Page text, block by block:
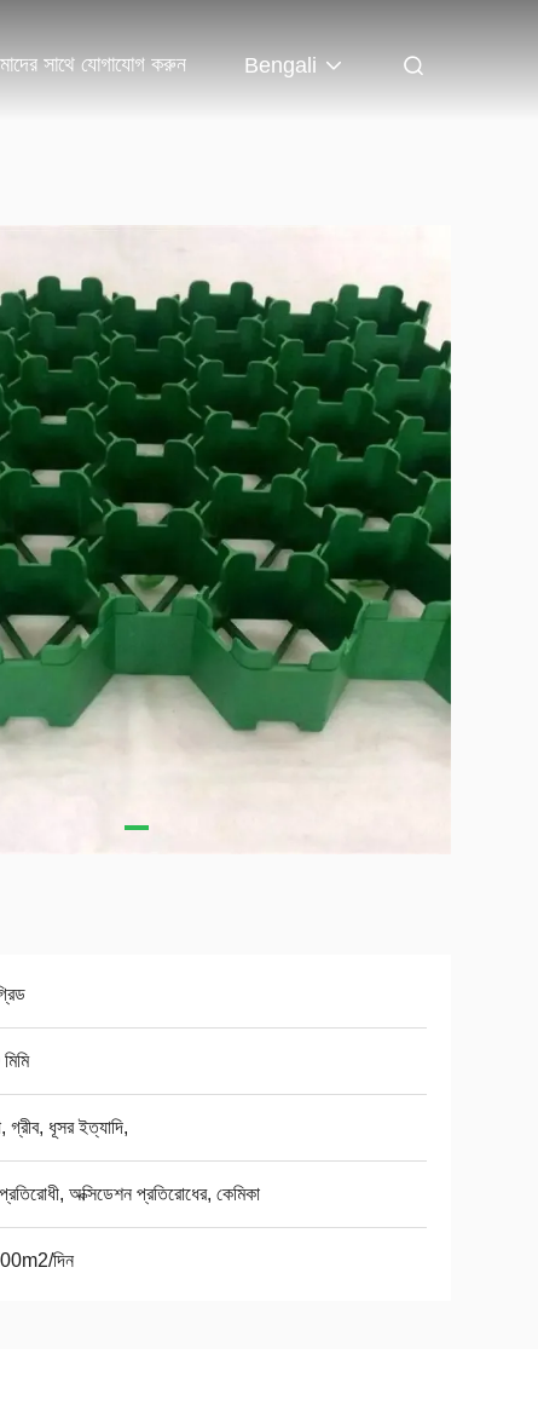
সাথে যোগাযোগ করুন Bengali
গ্রীব, ধূসর ইত্যাদি,
অক্সিডেশন প্রতিরোধের, কেমিকা
দিন